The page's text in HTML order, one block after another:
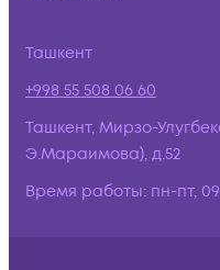
Ташкент
+998 55 508 06 60
Ташкент, Мирзо-
Э.Мараимова), д.52
Время работы: пн-пт,